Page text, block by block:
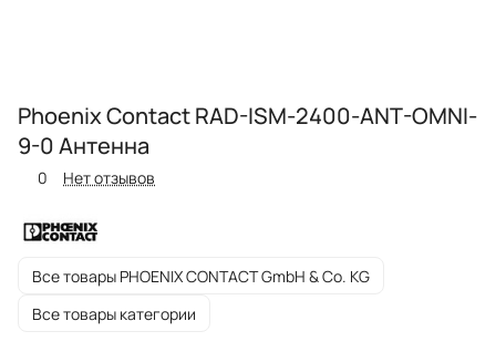
Phoenix Contact RAD-ISM-2400-ANT-OMNI-
9-0 Антенна
0 Нет отзывов
Все товары PHOENIX CONTACT GmbH & Co. KG
Все товары категории